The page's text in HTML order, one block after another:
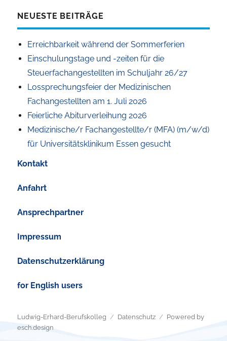
NEUESTE BEITRÄGE
Erreichbarkeit während der Sommerferien
Einschulungstage und -zeiten für die
Steuerfachangestellten im Schuljahr 26/27
Lossprechungsfeier der Medizinischen
Fachangestellten am 1. Juli 2026
Feierliche Abiturverleihung 2026
Medizinische/r Fachangestellte/r (MFA) (m/w/d)
für Universitätsklinikum Essen gesucht
Kontakt
Anfahrt
Ansprechpartner
Impressum
Datenschutzerklärung
for English users
Ludwig-Erhard-Berufskolleg Datenschutz
Powered by
esch.design